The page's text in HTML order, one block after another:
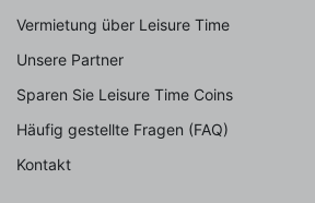
Vermietung über Leisure Time
Unsere Partner
Sparen Sie Leisure Time Coins
Häufig gestellte Fragen (FAQ)
Kontakt